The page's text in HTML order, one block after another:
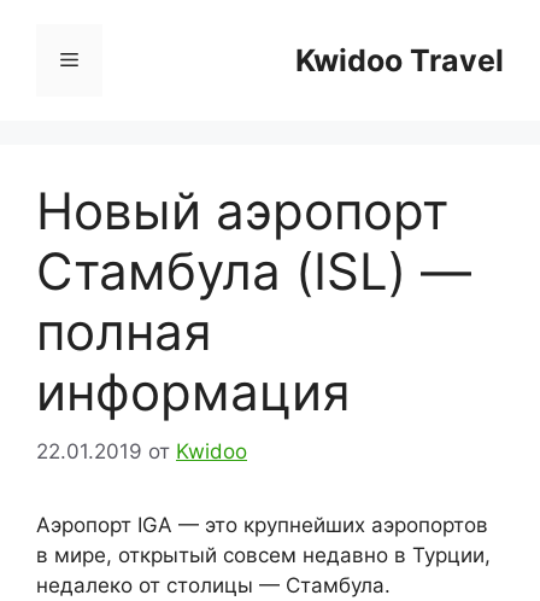
содержимому
Kwidoo Travel
Меню
Новый аэропорт
Стамбула (ISL) —
полная
информация
22.01.2019 от Kwidoo
Аэропорт IGA — это крупнейших аэропортов
в мире, открытый совсем недавно в Турции,
недалеко от столицы — Стамбула.